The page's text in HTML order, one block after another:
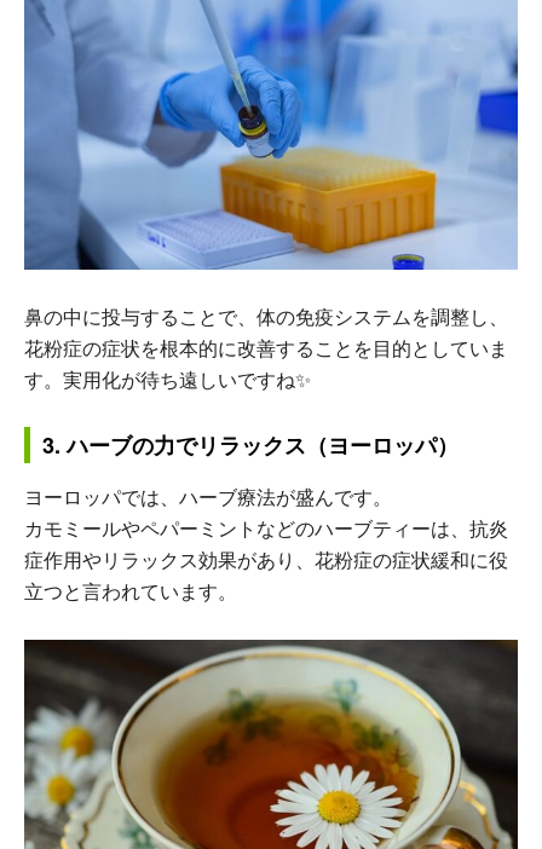
鼻の中に投与することで、体の免疫システムを調整し、
花粉症の症状を根本的に改善することを目的としていま
す。実用化が待ち遠しいですね✨
3. ハーブの力でリラックス（ヨーロッパ）
ヨーロッパでは、ハーブ療法が盛んです。
カモミールやペパーミントなどのハーブティーは、抗炎
症作用やリラックス効果があり、花粉症の症状緩和に役
立つと言われています。